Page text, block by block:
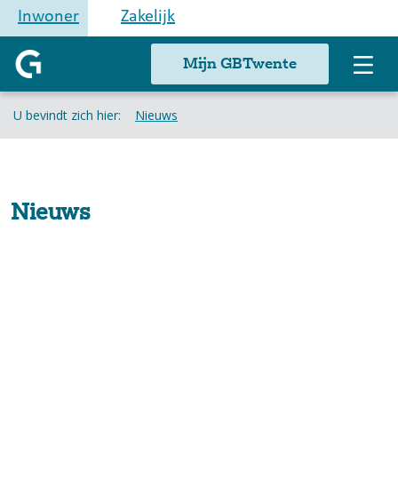
Inwoner Zakelijk
Mijn GBTwente
U bevindt zich hier: Nieuws
Nieuws